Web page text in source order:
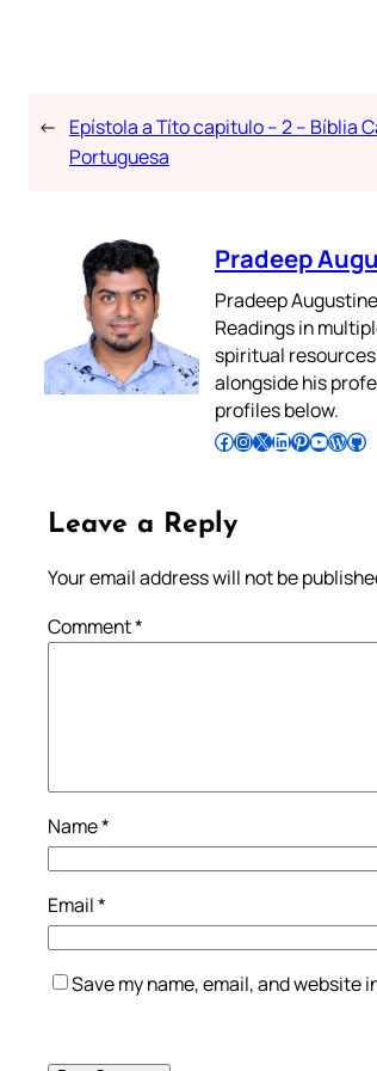
← Epístola a Títo capitulo – 2 – Bíblia
Portuguesa
Pradeep
Pradeep
Readings in
spiritual
alongside his
profiles below.
Follow Pradeep on Facebook Follow Pradeep on InstagramFollow Pradeep on X Follow Pradeep on LinkedIn Follow Pradeep on Pinterest Subscribe to Pradeep’s Youtube Channel Follow Pradeep on WordPress Follow Pradeep on GitHub
Leave a Reply
Your email address will not be
Comment*
Name*
Email*
Save my name, email, and website